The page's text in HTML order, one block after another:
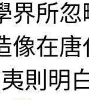
界所
像在
則明